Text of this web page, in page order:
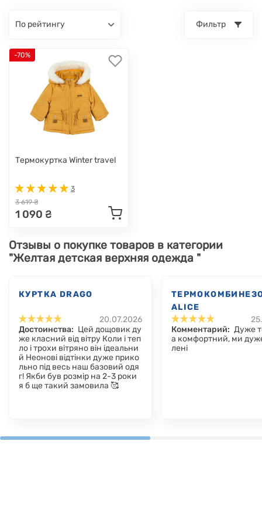
по рейтингу Фильтр
-70%
Термокуртка Winter travel
3
3 619 ₴
1 090 ₴
Отзывы о покупке товаров в категории
"Желтая детская верхняя одежда "
КУРТКА DRAGO
20.07.2026
Достоинства: Цей дощовик ду
же класний від вітру Коли і теп
ло і трохи вітряно він ідеальни
й Неонові відтінки дуже прико
льно під весь наш базовий одя
г! Якби був розмір на 2-3 роки
я б ще такий замовила 🥰
ALICE
Комментарий: Дуже
а комфортний, ми
лені